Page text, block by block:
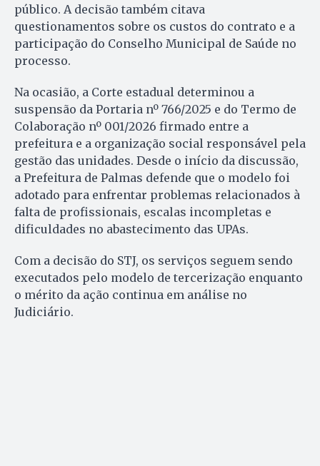
público. A decisão também citava
questionamentos sobre os custos do contrato e a
participação do Conselho Municipal de Saúde no
processo.
Na ocasião, a Corte estadual determinou a
suspensão da Portaria nº 766/2025 e do Termo de
Colaboração nº 001/2026 firmado entre a
prefeitura e a organização social responsável pela
gestão das unidades. Desde o início da discussão,
a Prefeitura de Palmas defende que o modelo foi
adotado para enfrentar problemas relacionados à
falta de profissionais, escalas incompletas e
dificuldades no abastecimento das UPAs.
Com a decisão do STJ, os serviços seguem sendo
executados pelo modelo de tercerização enquanto
o mérito da ação continua em análise no
Judiciário.